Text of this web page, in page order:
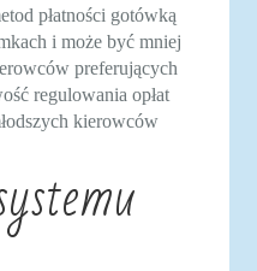
płatności gotówką
i może być mniej
preferujących
regulowania opłat
kierowców